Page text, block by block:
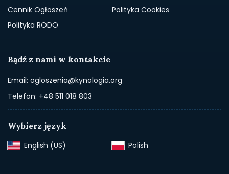
Cennik Ogłoszeń
Polityka Cookies
Polityka RODO
Bądź z nami w kontakcie
Email: ogloszenia@kynologia.org
Telefon: +48 511 018 803
Wybierz język
English (US)‎
Polish‎